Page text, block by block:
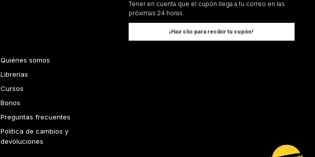
Quiénes somos
Librerías
Cursos
Bonos
Preguntas frecuentes
Política de cambios y
devoluciones
Tener en cuenta que el cupón llega a tu correo en las
próximas 24 horas.
¡Haz clic para recibir tu cupón!